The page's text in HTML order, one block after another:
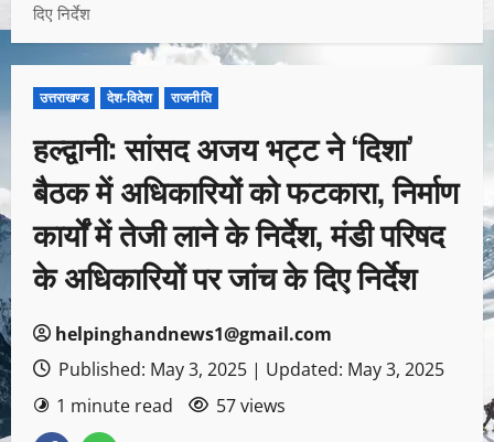
दिए निर्देश
उत्तराखण्ड देश-विदेश राजनीति
हल्द्वानी: सांसद अजय भट्ट ने ‘दिशा’
बैठक में अधिकारियों को फटकारा, निर्माण
कार्यों में तेजी लाने के निर्देश, मंडी परिषद
के अधिकारियों पर जांच के दिए निर्देश
helpinghandnews1@gmail.com
Published: May 3, 2025 | Updated: May 3, 2025
1 minute read
57 views